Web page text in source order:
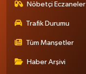
Nöbetçi Eczaneler
Trafik Durumu
Tüm Manşetler
Haber Arşivi